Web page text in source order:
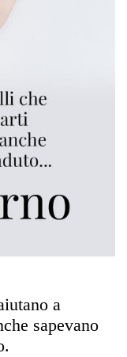
a
sapevano